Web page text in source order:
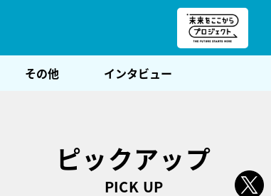
その他 インタビュー
ピックアップ
PICK UP